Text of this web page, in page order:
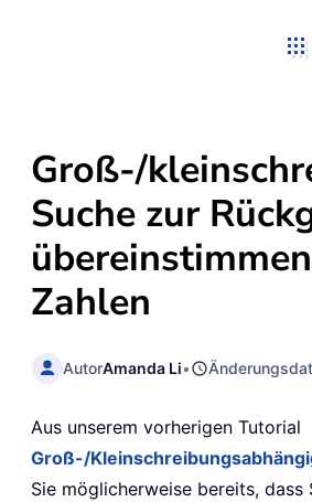
Groß-/
Suche zur
Zahlen
AutorAmanda Li•
Aus unserem vorherigen Tutorial
Groß-/
Sie möglicherweise bereits, dass